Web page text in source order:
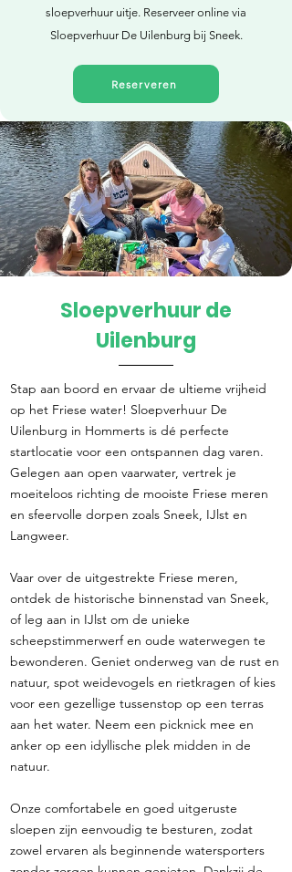
sloepverhuur uitje. Reserveer online via
Sloepverhuur De Uilenburg bij Sneek.
Reserveren
Direct reserveren
Sloepverhuur de
Uilenburg
Stap aan boord en ervaar de ultieme vrijheid
op het Friese water! Sloepverhuur De
Uilenburg in Hommerts is dé perfecte
startlocatie voor een ontspannen dag varen.
Gelegen aan open vaarwater, vertrek je
moeiteloos richting de mooiste Friese meren
en sfeervolle dorpen zoals Sneek, IJlst en
Langweer.
Vaar over de uitgestrekte Friese meren,
ontdek de historische binnenstad van Sneek,
of leg aan in IJlst om de unieke
scheepstimmerwerf en oude waterwegen te
bewonderen. Geniet onderweg van de rust en
natuur, spot weidevogels en rietkragen of kies
voor een gezellige tussenstop op een terras
aan het water. Neem een picknick mee en
anker op een idyllische plek midden in de
natuur.
Onze comfortabele en goed uitgeruste
sloepen zijn eenvoudig te besturen, zodat
zowel ervaren als beginnende watersporters